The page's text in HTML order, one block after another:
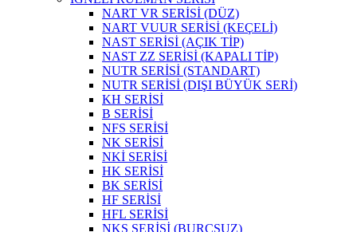
NART VR SERİSİ (DÜZ)
NART VUUR SERİSİ (KEÇELİ)
NAST SERİSİ (AÇIK TİP)
NAST ZZ SERİSİ (KAPALI TİP)
NUTR SERİSİ (STANDART)
NUTR SERİSİ (DIŞI BÜYÜK SERİ)
KH SERİSİ
B SERİSİ
NFS SERİSİ
NK SERİSİ
NKİ SERİSİ
HK SERİSİ
BK SERİSİ
HF SERİSİ
HFL SERİSİ
NKS SERİSİ (BURÇSUZ)